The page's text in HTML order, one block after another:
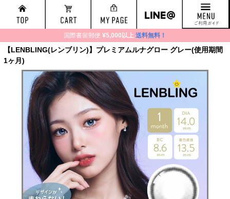
国際書留郵便 ¥5,000以上 送料無料！
【LENBLING(レンブリン)】プレミアムルナグロー グレー(使用期間
1ヶ月)